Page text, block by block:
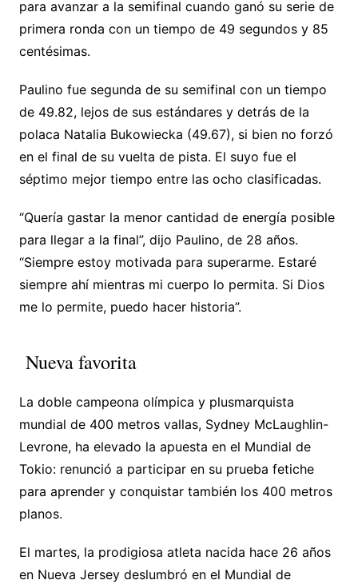
para avanzar a la semifinal cuando ganó su serie de
primera ronda con un tiempo de 49 segundos y 85
centésimas.
Paulino fue segunda de su semifinal con un tiempo
de 49.82, lejos de sus estándares y detrás de la
polaca Natalia Bukowiecka (49.67), si bien no forzó
en el final de su vuelta de pista. El suyo fue el
séptimo mejor tiempo entre las ocho clasificadas.
“Quería gastar la menor cantidad de energía posible
para llegar a la final”, dijo Paulino, de 28 años.
“Siempre estoy motivada para superarme. Estaré
siempre ahí mientras mi cuerpo lo permita. Si Dios
me lo permite, puedo hacer historia”.
Nueva favorita
La doble campeona olímpica y plusmarquista
mundial de 400 metros vallas, Sydney McLaughlin-
Levrone, ha elevado la apuesta en el Mundial de
Tokio: renunció a participar en su prueba fetiche
para aprender y conquistar también los 400 metros
planos.
El martes, la prodigiosa atleta nacida hace 26 años
en Nueva Jersey deslumbró en el Mundial de